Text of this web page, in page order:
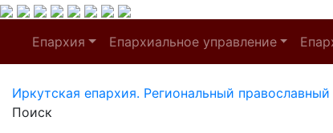
Епархия Епархиальное управление
Иркутская епархия. Региональный православный
Поиск